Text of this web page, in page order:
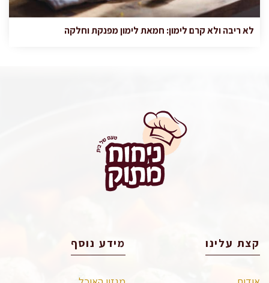
לא ריבה ולא קרם לימון: חמאת לימון מפנקת וחלקה
קצת עלינו מידע נוסף